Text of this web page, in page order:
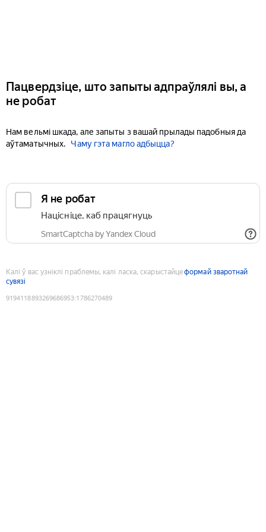
Пацвердзіце, што запыты адпраўлялі вы, а
не робат
Нам вельмі шкада, але запыты з вашай прылады падобныя да
аўтаматычных.
Чаму гэта магло адбыцца?
Я не робат
Націсніце, каб працягнуць
SmartCaptcha by Yandex Cloud
Калі ў вас узніклі праблемы, калі ласка, скарыстайцеформай зваротнай
сувязі
9194118893269686953:1786270489